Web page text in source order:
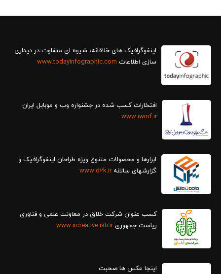
سازی اطلاعات www.todayinfographic.com
افتخارات کسب شده در جشنواره وب و موبایل ایران
www.iwmf.ir
ابزارها و محصولات متنوع ویژه طراحان اینفوگرافیک و
گزارش‎های سالانه
www.d2k.ir
کسب عنوان شرکت خلاق در معاونت علمی و فناوری
ریاست جمهوریwww.ircreative.isti.ir
اینجا عکس ها صحبت